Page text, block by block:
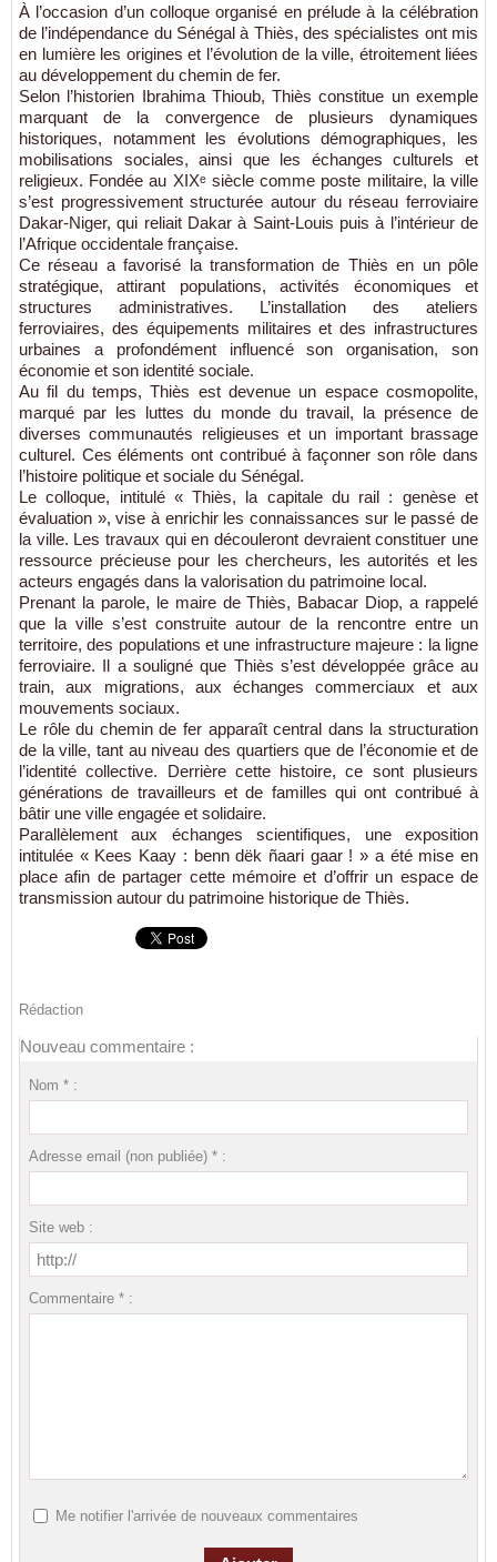
À l’occasion d’un colloque organisé en prélude à la célébration
de l’indépendance du Sénégal à Thiès, des spécialistes ont mis
en lumière les origines et l’évolution de la ville, étroitement liées
au développement du chemin de fer.
Selon l’historien Ibrahima Thioub, Thiès constitue un exemple
marquant de la convergence de plusieurs dynamiques
historiques, notamment les évolutions démographiques, les
mobilisations sociales, ainsi que les échanges culturels et
religieux. Fondée au XIXᵉ siècle comme poste militaire, la ville
s’est progressivement structurée autour du réseau ferroviaire
Dakar-Niger, qui reliait Dakar à Saint-Louis puis à l’intérieur de
l’Afrique occidentale française.
Ce réseau a favorisé la transformation de Thiès en un pôle
stratégique, attirant populations, activités économiques et
structures administratives. L’installation des ateliers
ferroviaires, des équipements militaires et des infrastructures
urbaines a profondément influencé son organisation, son
économie et son identité sociale.
Au fil du temps, Thiès est devenue un espace cosmopolite,
marqué par les luttes du monde du travail, la présence de
diverses communautés religieuses et un important brassage
culturel. Ces éléments ont contribué à façonner son rôle dans
l’histoire politique et sociale du Sénégal.
Le colloque, intitulé « Thiès, la capitale du rail : genèse et
évaluation », vise à enrichir les connaissances sur le passé de
la ville. Les travaux qui en découleront devraient constituer une
ressource précieuse pour les chercheurs, les autorités et les
acteurs engagés dans la valorisation du patrimoine local.
Prenant la parole, le maire de Thiès, Babacar Diop, a rappelé
que la ville s’est construite autour de la rencontre entre un
territoire, des populations et une infrastructure majeure : la ligne
ferroviaire. Il a souligné que Thiès s’est développée grâce au
train, aux migrations, aux échanges commerciaux et aux
mouvements sociaux.
Le rôle du chemin de fer apparaît central dans la structuration
de la ville, tant au niveau des quartiers que de l’économie et de
l’identité collective. Derrière cette histoire, ce sont plusieurs
générations de travailleurs et de familles qui ont contribué à
bâtir une ville engagée et solidaire.
Parallèlement aux échanges scientifiques, une exposition
intitulée « Kees Kaay : benn dëk ñaari gaar ! » a été mise en
place afin de partager cette mémoire et d’offrir un espace de
transmission autour du patrimoine historique de Thiès.
Rédaction
Nouveau commentaire :
Nom * :
Adresse email (non publiée) * :
Site web :
Commentaire * :
Me notifier l'arrivée de nouveaux commentaires